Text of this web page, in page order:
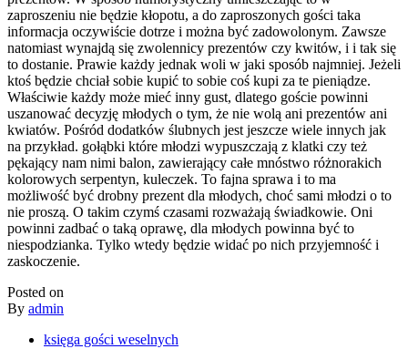
zaproszeniu nie będzie kłopotu, a do zaproszonych gości taka
informacja oczywiście dotrze i można być zadowolonym. Zawsze
natomiast wynajdą się zwolennicy prezentów czy kwitów, i i tak się
to dostanie. Prawie każdy jednak woli w jaki sposób najmniej. Jeżeli
ktoś będzie chciał sobie kupić to sobie coś kupi za te pieniądze.
Właściwie każdy może mieć inny gust, dlatego goście powinni
uszanować decyzję młodych o tym, że nie wolą ani prezentów ani
kwiatów. Pośród dodatków ślubnych jest jeszcze wiele innych jak
na przykład. gołąbki które młodzi wypuszczają z klatki czy też
pękający nam nimi balon, zawierający całe mnóstwo różnorakich
kolorowych serpentyn, kuleczek. To fajna sprawa i to ma
możliwość być drobny prezent dla młodych, choć sami młodzi o to
nie proszą. O takim czymś czasami rozważają świadkowie. Oni
powinni zadbać o taką oprawę, dla młodych powinna być to
niespodzianka. Tylko wtedy będzie widać po nich przyjemność i
zaskoczenie.
Posted on
By admin
księga gości weselnych